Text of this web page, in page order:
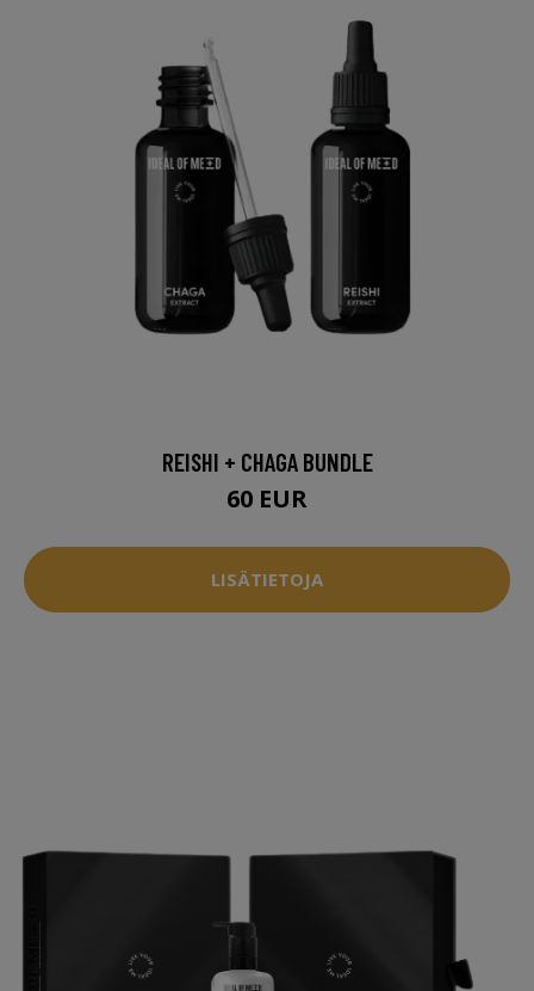
REISHI + CHAGA BUNDLE
60 EUR
LISÄTIETOJA